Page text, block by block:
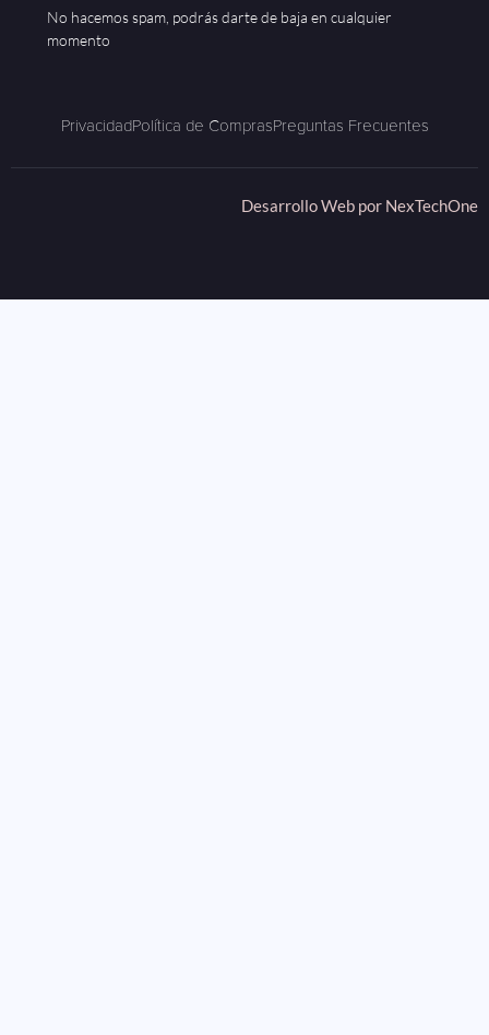
No hacemos spam, podrás darte de baja en cualquier
momento
PrivacidadPolítica de ComprasPreguntas Frecuentes
Desarrollo Web por NexTechOne